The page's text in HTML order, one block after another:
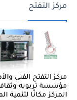
مركز التفتح
مركز التفتح الفني
مؤسسة تربوية
المركز مكانًا لتنمية